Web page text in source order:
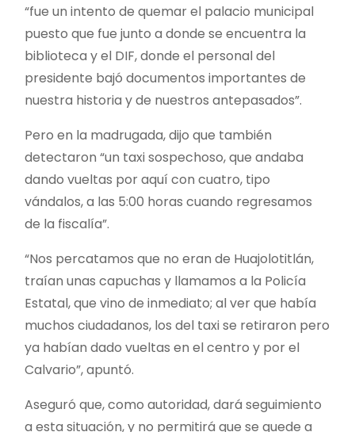
“fue un intento de quemar el palacio municipal
puesto que fue junto a donde se encuentra la
biblioteca y el DIF, donde el personal del
presidente bajó documentos importantes de
nuestra historia y de nuestros antepasados”.
Pero en la madrugada, dijo que también
detectaron “un taxi sospechoso, que andaba
dando vueltas por aquí con cuatro, tipo
vándalos, a las 5:00 horas cuando regresamos
de la fiscalía”.
“Nos percatamos que no eran de Huajolotitlán,
traían unas capuchas y llamamos a la Policía
Estatal, que vino de inmediato; al ver que había
muchos ciudadanos, los del taxi se retiraron pero
ya habían dado vueltas en el centro y por el
Calvario”, apuntó.
Aseguró que, como autoridad, dará seguimiento
a esta situación, y no permitirá que se quede a